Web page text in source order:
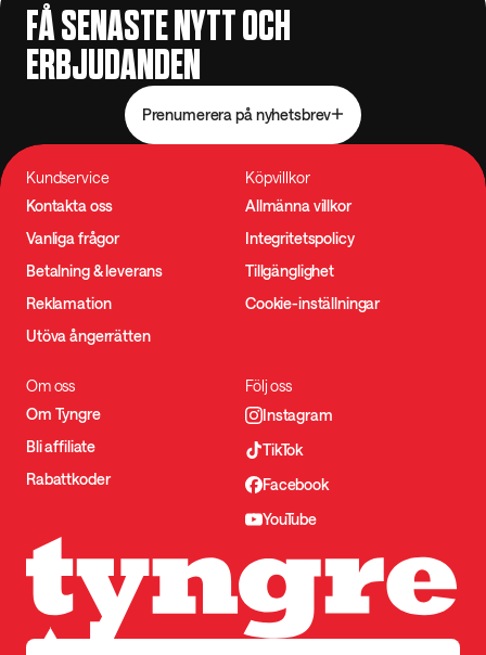
FÅ SENASTE NYTT OCH
ERBJUDANDEN
Prenumerera på nyhetsbrev
Kundservice
Kontakta oss
Vanliga frågor
Betalning & leverans
Reklamation
Utöva ångerrätten
Köpvillkor
Allmänna villkor
Integritetspolicy
Tillgänglighet
Cookie-inställningar
Om oss
Om Tyngre
Bli affiliate
Rabattkoder
Följ oss
Instagram
TikTok
Facebook
YouTube